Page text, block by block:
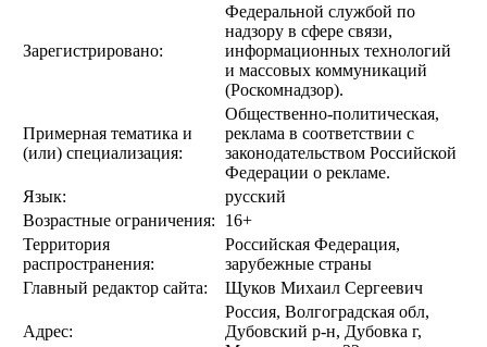
Зарегистрировано:
Федеральной службой по
надзору в сфере связи,
информационных технологий
и массовых коммуникаций
(Роскомнадзор).
Примерная тематика и
(или) специализация:
Общественно-политическая,
реклама в соответствии с
законодательством Российской
Федерации о рекламе.
Язык:
русский
Возрастные ограничения:
16+
Территория
распространения:
Российская Федерация,
зарубежные страны
Главный редактор сайта:
Щуков Михаил Сергеевич
Адрес:
Россия, Волгоградская обл,
Дубовский р-н, Дубовка г,